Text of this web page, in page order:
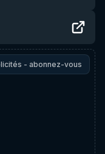
- abonnez-vous